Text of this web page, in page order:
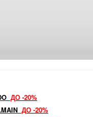
ДО -20%
ДО -20%